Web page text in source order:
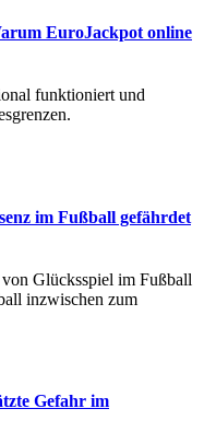
EuroJackpot online
funktioniert und
im Fußball gefährdet
Glücksspiel im Fußball
inzwischen zum
Gefahr im